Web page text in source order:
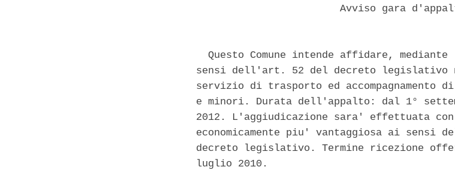
Avviso gara
Questo Comune intende affidare, mediante
sensi dell'art. 52 del decreto legislativo
servizio di trasporto ed accompagnamento
e minori. Durata dell'appalto: dal 1°
2012. L'aggiudicazione sara' effettuata
economicamente piu' vantaggiosa ai
decreto legislativo. Termine ricezione
luglio 2010.